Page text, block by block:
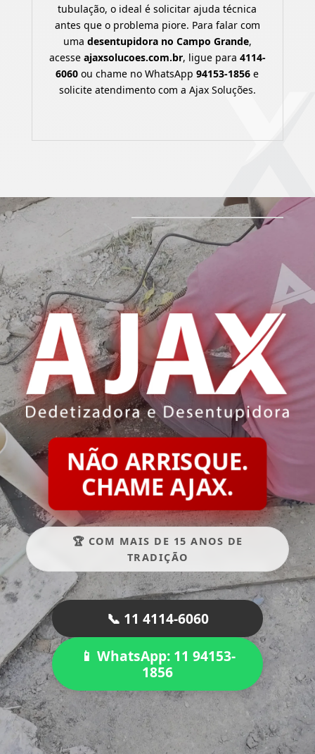
tubulação, o ideal é solicitar ajuda técnica
antes que o problema piore. Para falar com
uma desentupidora no Campo Grande,
acesse ajaxsolucoes.com.br, ligue para 4114-
6060 ou chame no WhatsApp94153-1856 e
solicite atendimento com a Ajax Soluções.
NÃO ARRISQUE.
CHAME AJAX.
🏆 COM MAIS DE 15 ANOS DE
TRADIÇÃO
📞 11 4114-6060
📱 WhatsApp: 11 94153-
1856